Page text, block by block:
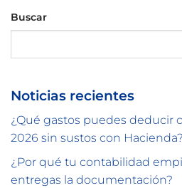
Buscar
Noticias recientes
¿Qué gastos puedes deducir
2026 sin sustos con Hacienda?
¿Por qué tu contabilidad
entregas la documentación?